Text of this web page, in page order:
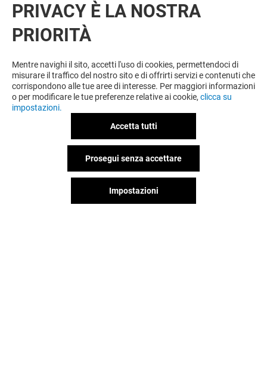
PRIVACY È LA NOSTRA
PRIORITÀ
Mentre navighi il sito, accetti l'uso di cookies, permettendoci di
misurare il traffico del nostro sito e di offrirti servizi e contenuti che
corrispondono alle tue aree di interesse. Per maggiori informazioni
o per modificare le tue preferenze relative ai cookie, clicca su
impostazioni.
Accetta tutti
Prosegui senza accettare
Impostazioni